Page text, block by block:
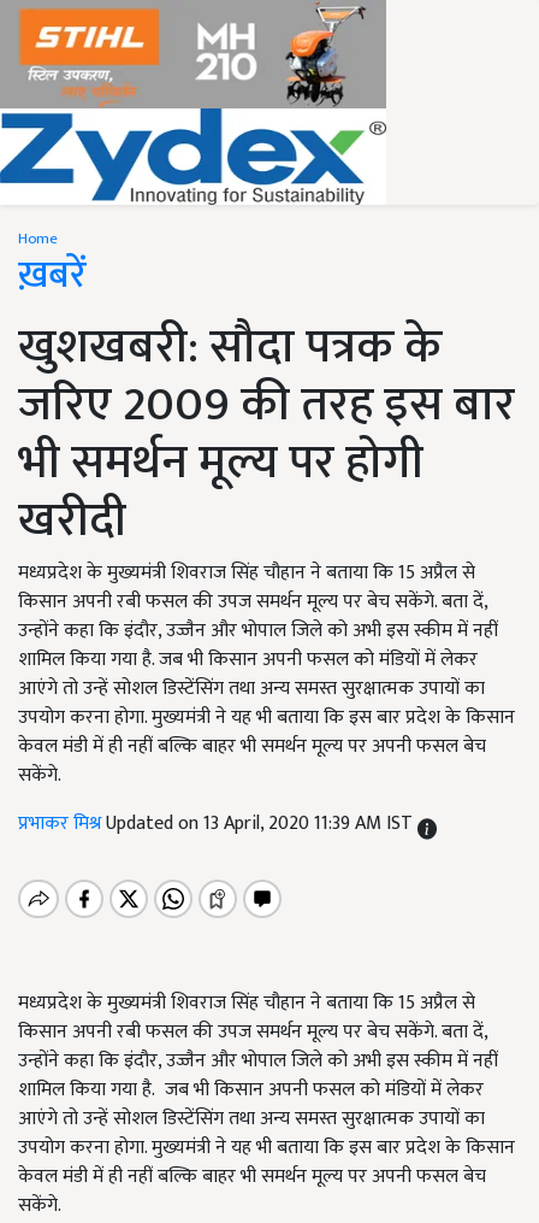
Home
ख़बरें
खुशखबरी: सौदा पत्रक के
जरिए 2009 की तरह इस बार
भी समर्थन मूल्य पर होगी
खरीदी
मध्यप्रदेश के मुख्यमंत्री शिवराज सिंह चौहान ने बताया कि 15 अप्रैल से
किसान अपनी रबी फसल की उपज समर्थन मूल्य पर बेच सकेंगे. बता दें,
उन्होंने कहा कि इंदौर, उज्जैन और भोपाल जिले को अभी इस स्कीम में नहीं
शामिल किया गया है. जब भी किसान अपनी फसल को मंडियों में लेकर
आएंगे तो उन्हें सोशल डिस्टेंसिंग तथा अन्य समस्त सुरक्षात्मक उपायों का
उपयोग करना होगा. मुख्यमंत्री ने यह भी बताया कि इस बार प्रदेश के किसान
केवल मंडी में ही नहीं बल्कि बाहर भी समर्थन मूल्य पर अपनी फसल बेच
सकेंगे.
प्रभाकर मिश्रUpdated on 13 April, 2020 11:39 AM IST
मध्यप्रदेश के मुख्यमंत्री शिवराज सिंह चौहान ने बताया कि 15 अप्रैल से
किसान अपनी रबी फसल की उपज समर्थन मूल्य पर बेच सकेंगे. बता दें,
उन्होंने कहा कि इंदौर, उज्जैन और भोपाल जिले को अभी इस स्कीम में नहीं
शामिल किया गया है. जब भी किसान अपनी फसल को मंडियों में लेकर
आएंगे तो उन्हें सोशल डिस्टेंसिंग तथा अन्य समस्त सुरक्षात्मक उपायों का
उपयोग करना होगा. मुख्यमंत्री ने यह भी बताया कि इस बार प्रदेश के किसान
केवल मंडी में ही नहीं बल्कि बाहर भी समर्थन मूल्य पर अपनी फसल बेच
सकेंगे.